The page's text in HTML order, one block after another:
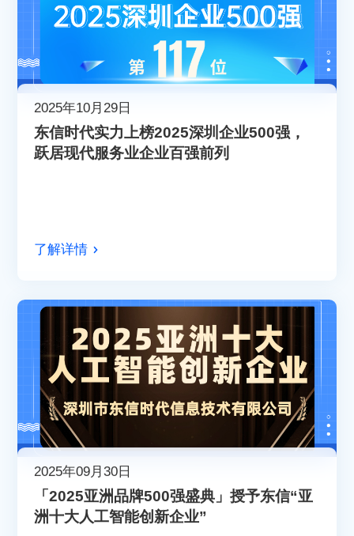
2025年10月29日
​东信时代实力上榜2025深圳企业500强，
跃居现代服务业企业百强前列​​
了解详情
2025年09月30日
「2025亚洲品牌500强盛典」授予东信“亚
洲十大人工智能创新企业”